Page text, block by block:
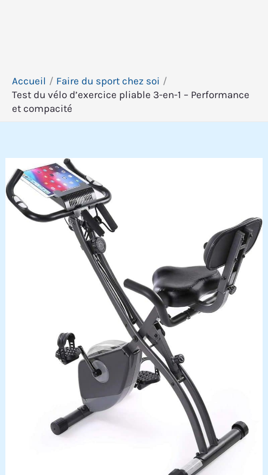
Accueil
Faire du sport chez soi
Test du vélo d’exercice pliable 3-en-1 – Performance
et compacité